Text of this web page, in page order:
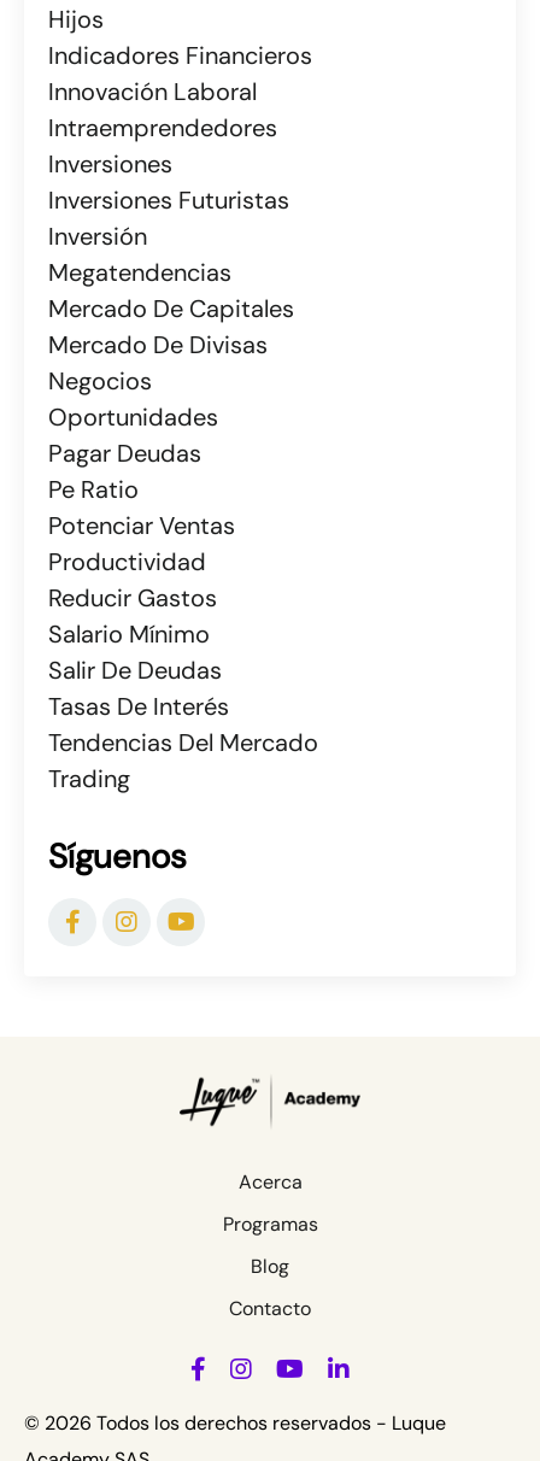
Hijos
Indicadores Financieros
Innovación Laboral
Intraemprendedores
Inversiones
Inversiones Futuristas
Inversión
Megatendencias
Mercado De Capitales
Mercado De Divisas
Negocios
Oportunidades
Pagar Deudas
Pe Ratio
Potenciar Ventas
Productividad
Reducir Gastos
Salario Mínimo
Salir De Deudas
Tasas De Interés
Tendencias Del Mercado
Trading
Síguenos
Acerca
Programas
Blog
Contacto
© 2026 Todos los derechos reservados - Luque